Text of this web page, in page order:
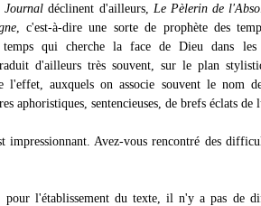
Journal déclinent d'ailleurs, Le Pèlerin de
, c'est-à-dire une sorte de prophète des
qui cherche la face de Dieu dans les
d'ailleurs très souvent, sur le plan
l'effet, auxquels on associe souvent le nom
aphoristiques, sentencieuses, de brefs éclats de
impressionnant. Avez-vous rencontré des
pour l'établissement du texte, il n'y a pas de